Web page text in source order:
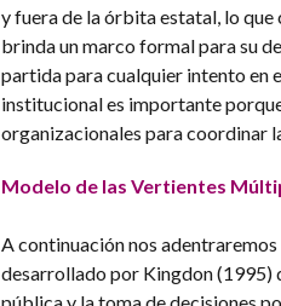
y fuera de la órbita estatal, lo
brinda un marco formal para su
partida para cualquier intento en
institucional es importante
organizacionales para coordinar
Modelo de las Vertientes
A continuación nos
desarrollado por Kingdon (1995)